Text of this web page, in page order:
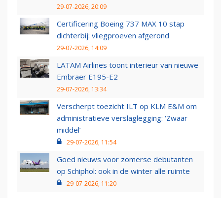
29-07-2026, 20:09
Certificering Boeing 737 MAX 10 stap
dichterbij: vliegproeven afgerond
29-07-2026, 14:09
LATAM Airlines toont interieur van nieuwe
Embraer E195-E2
29-07-2026, 13:34
Verscherpt toezicht ILT op KLM E&M om
administratieve verslaglegging: ‘Zwaar
middel’
29-07-2026, 11:54
Goed nieuws voor zomerse debutanten
op Schiphol: ook in de winter alle ruimte
29-07-2026, 11:20